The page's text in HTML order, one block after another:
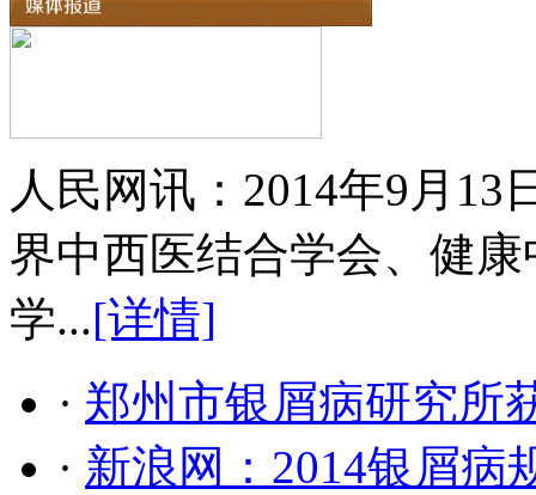
人民网讯：2014年9月
界中西医结合学会、健
学...[详情]
· 郑州市银屑病研究所
· 新浪网：2014银屑病